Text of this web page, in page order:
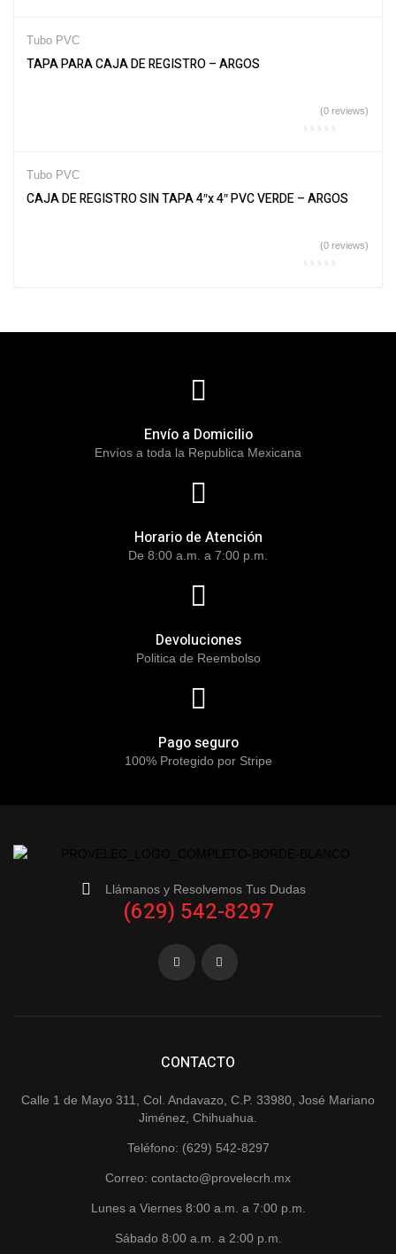
Tubo PVC
TAPA PARA CAJA DE REGISTRO – ARGOS
(0 reviews)
Tubo PVC
CAJA DE REGISTRO SIN TAPA 4″x 4″ PVC VERDE – ARGOS
(0 reviews)
Envío a Domicilio
Envíos a toda la Republica Mexicana
Horario de Atención
De 8:00 a.m. a 7:00 p.m.
Devoluciones
Politica de Reembolso
Pago seguro
100% Protegido por Stripe
Llámanos y Resolvemos Tus Dudas
(629) 542-8297
CONTACTO
Calle 1 de Mayo 311, Col. Andavazo, C.P. 33980, José Mariano
Jiménez, Chihuahua.
Teléfono: (629) 542-8297
Correo: contacto@provelecrh.mx
Lunes a Viernes 8:00 a.m. a 7:00 p.m.
Sábado 8:00 a.m. a 2:00 p.m.